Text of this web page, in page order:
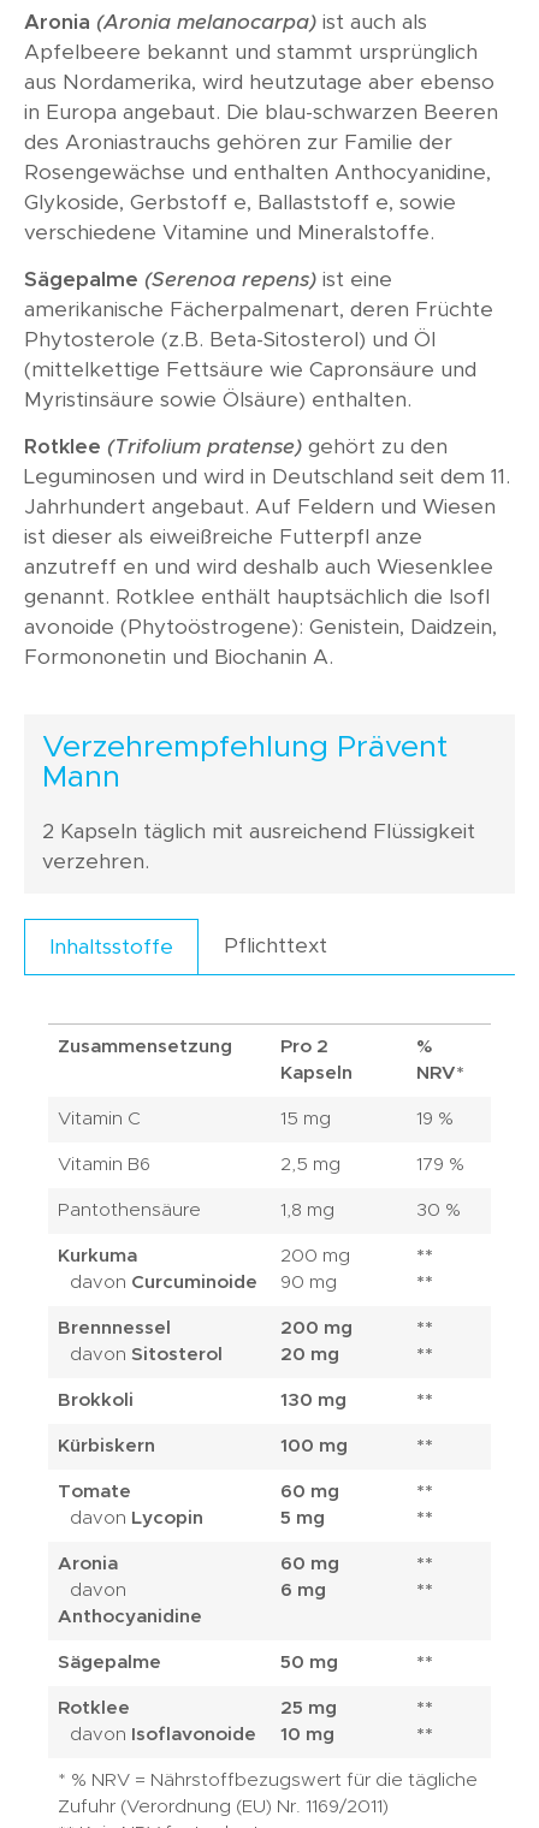
Aronia (Aronia melanocarpa) ist auch als
Apfelbeere bekannt und stammt ursprünglich
aus Nordamerika, wird heutzutage aber ebenso
in Europa angebaut. Die blau-schwarzen Beeren
des Aroniastrauchs gehören zur Familie der
Rosengewächse und enthalten Anthocyanidine,
Glykoside, Gerbstoff e, Ballaststoff e, sowie
verschiedene Vitamine und Mineralstoffe.
Sägepalme (Serenoa repens) ist eine
amerikanische Fächerpalmenart, deren Früchte
Phytosterole (z.B. Beta-Sitosterol) und Öl
(mittelkettige Fettsäure wie Capronsäure und
Myristinsäure sowie Ölsäure) enthalten.
Rotklee (Trifolium pratense) gehört zu den
Leguminosen und wird in Deutschland seit dem 11.
Jahrhundert angebaut. Auf Feldern und Wiesen
ist dieser als eiweißreiche Futterpfl anze
anzutreff en und wird deshalb auch Wiesenklee
genannt. Rotklee enthält hauptsächlich die Isofl
avonoide (Phytoöstrogene): Genistein, Daidzein,
Formononetin und Biochanin A.
Verzehrempfehlung Prävent
Mann
2 Kapseln täglich mit ausreichend Flüssigkeit
verzehren.
Inhaltsstoffe Pflichttext
Zusammensetzung
Pro 2
Kapseln
%
NRV*
Vitamin C 15 mg 19 %
Vitamin B6 2,5 mg 179 %
Pantothensäure 1,8 mg 30 %
Kurkuma
davon Curcuminoide
200 mg
90 mg
**
**
Brennnessel
davon Sitosterol
200 mg
20 mg
**
**
Brokkoli 130 mg **
Kürbiskern 100 mg **
Tomate
davon Lycopin
60 mg
5 mg
**
**
Aronia
davon
Anthocyanidine
60 mg
6 mg
**
**
Sägepalme 50 mg **
Rotklee
davon
Isoflavonoide
25 mg
10 mg
**
**
* % NRV = Nährstoffbezugswert für die tägliche
Zufuhr (Verordnung (EU) Nr. 1169/2011)